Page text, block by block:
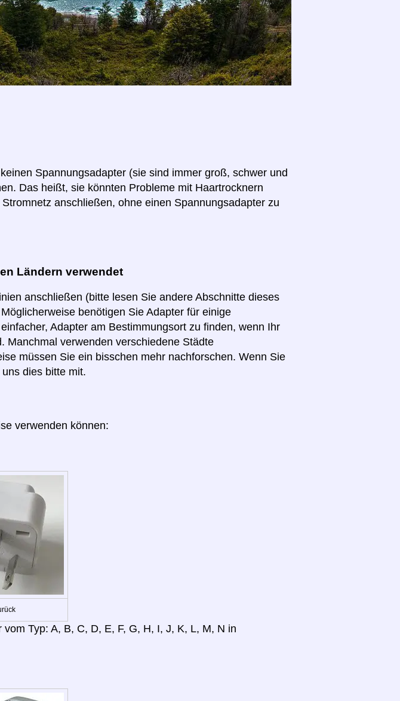
Spannungsadapter (sie sind immer groß, schwer und
Das heißt, sie könnten Probleme mit Haartrocknern
anschließen, ohne einen Spannungsadapter zu
Ländern verwendet
anschließen (bitte lesen Sie andere Abschnitte dieses
benötigen Sie Adapter für einige
Adapter am Bestimmungsort zu finden, wenn Ihr
Manchmal verwenden verschiedene Städte
müssen Sie ein bisschen mehr nachforschen. Wenn Sie
dies bitte mit.
verwenden können:
Typ: A, B, C, D, E, F, G, H, I, J, K, L, M, N in